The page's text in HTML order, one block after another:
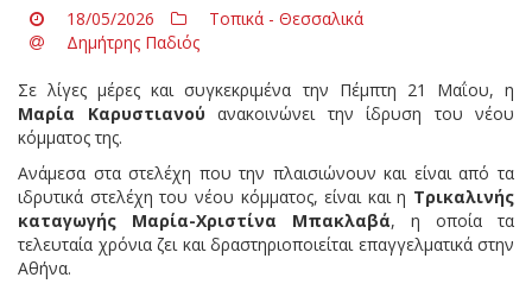
18/05/2026
Τοπικά - Θεσσαλικά
Δημήτρης Παδιός
Σε λίγες μέρες και συγκεκριμένα την Πέμπτη 21 Μαΐου, η
Μαρία Καρυστιανού ανακοινώνει την ίδρυση του νέου
κόμματος της.
Ανάμεσα στα στελέχη που την πλαισιώνουν και είναι από τα
ιδρυτικά στελέχη του νέου κόμματος, είναι και η Τρικαλινής
καταγωγής Μαρία-Χριστίνα Μπακλαβά, η οποία τα
τελευταία χρόνια ζει και δραστηριοποιείται επαγγελματικά στην
Αθήνα.